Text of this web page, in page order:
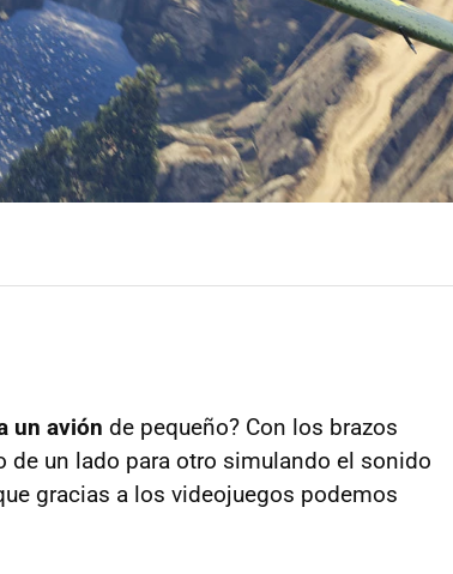
un avión de pequeño? Con los brazos
un lado para otro simulando el sonido
gracias a los videojuegos podemos